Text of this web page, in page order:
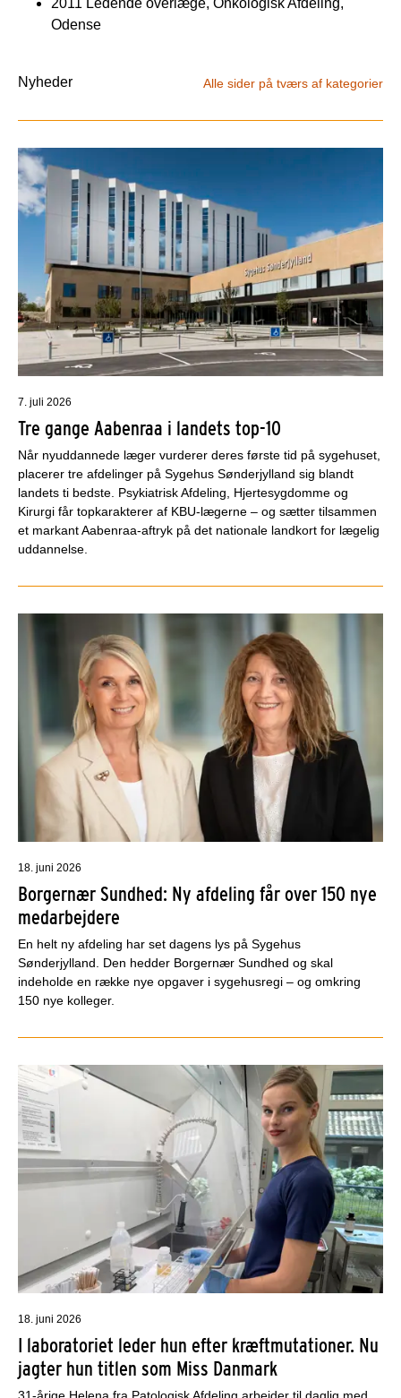
Odense
Nyheder Alle sider på tværs af kategorier
7. juli 2026
Tre gange Aabenraa i landets top-10
Når nyuddannede læger vurderer deres første tid på sygehuset,
placerer tre afdelinger på Sygehus Sønderjylland sig blandt
landets ti bedste. Psykiatrisk Afdeling, Hjertesygdomme og
Kirurgi får topkarakterer af KBU-lægerne – og sætter tilsammen
et markant Aabenraa-aftryk på det nationale landkort for lægelig
uddannelse.
18. juni 2026
Borgernær Sundhed: Ny afdeling får over 150 nye
medarbejdere
En helt ny afdeling har set dagens lys på Sygehus
Sønderjylland. Den hedder Borgernær Sundhed og skal
indeholde en række nye opgaver i sygehusregi – og omkring
150 nye kolleger.
18. juni 2026
I laboratoriet leder hun efter kræftmutationer. Nu
jagter hun titlen som Miss Danmark
31-årige Helena fra Patologisk Afdeling arbejder til daglig med